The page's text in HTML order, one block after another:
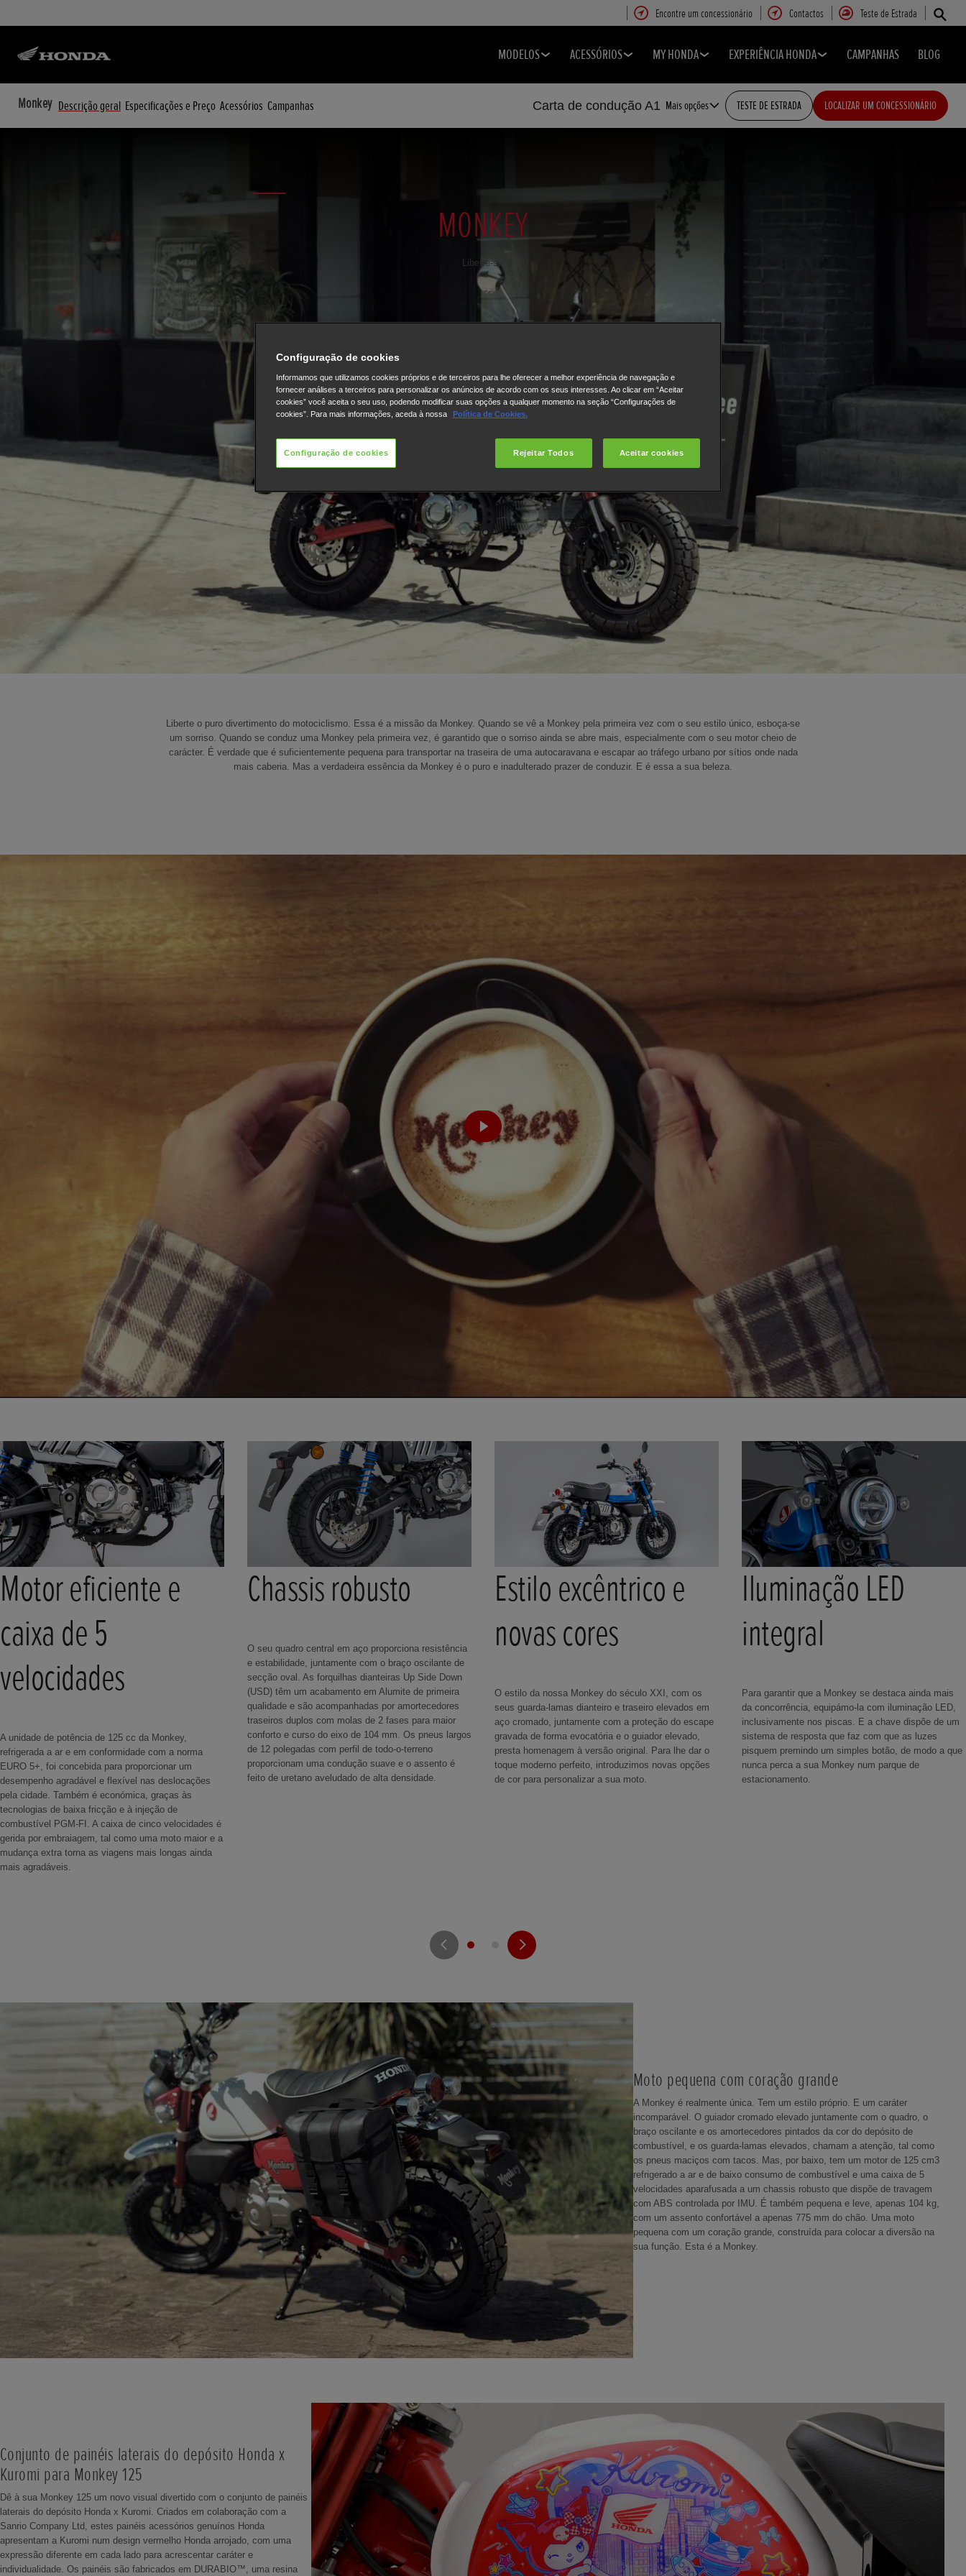
Encontre um concessionário Contactos Teste de Estrada
MODELOS ACESSÓRIOS MY HONDA EXPERIÊNCIA HONDA CAMPANHAS BLOG
Monkey Descrição geral Especificações e Preço Acessórios Campanhas Carta de condução A1 Mais opções TESTE DE ESTRADA LOCALIZAR UM CONCESSIONÁRIO
MONKEY
Liberte-se
Liberte o puro divertimento do motociclismo. Essa é a missão da Monkey. Quando se vê a Monkey pela primeira vez com o seu estilo único, esboça-se
um sorriso. Quando se conduz uma Monkey pela primeira vez, é garantido que o sorriso ainda se abre mais, especialmente com o seu motor cheio de
carácter. É verdade que é suficientemente pequena para transportar na traseira de uma autocaravana e escapar ao tráfego urbano por sítios onde nada
mais caberia. Mas a verdadeira essência da Monkey é o puro e inadulterado prazer de conduzir. E é essa a sua beleza.
Motor eficiente e
caixa de 5
velocidades
A unidade de potência de 125 cc da Monkey,
refrigerada a ar e em conformidade com a norma
EURO 5+, foi concebida para proporcionar um
desempenho agradável e flexível nas deslocações
pela cidade. Também é económica, graças às
tecnologias de baixa fricção e à injeção de
combustível PGM-FI. A caixa de cinco velocidades é
gerida por embraiagem, tal como uma moto maior e a
mudança extra torna as viagens mais longas ainda
mais agradáveis.
Chassis robusto
O seu quadro central em aço proporciona resistência
e estabilidade, juntamente com o braço oscilante de
secção oval. As forquilhas dianteiras Up Side Down
(USD) têm um acabamento em Alumite de primeira
qualidade e são acompanhadas por amortecedores
traseiros duplos com molas de 2 fases para maior
conforto e curso do eixo de 104 mm. Os pneus largos
de 12 polegadas com perfil de todo-o-terreno
proporcionam uma condução suave e o assento é
feito de uretano aveludado de alta densidade.
Estilo excêntrico e
novas cores
O estilo da nossa Monkey do século XXI, com os
seus guarda-lamas dianteiro e traseiro elevados em
aço cromado, juntamente com a proteção do escape
gravada de forma evocatória e o guiador elevado,
presta homenagem à versão original. Para lhe dar o
toque moderno perfeito, introduzimos novas opções
de cor para personalizar a sua moto.
Iluminação LED
integral
Para garantir que a Monkey se destaca ainda mais
da concorrência, equipámo-la com iluminação LED,
inclusivamente nos piscas. E a chave dispõe de um
sistema de resposta que faz com que as luzes
pisquem premindo um simples botão, de modo a que
nunca perca a sua Monkey num parque de
estacionamento.
Moto pequena com coração grande
A Monkey é realmente única. Tem um estilo próprio. E um caráter
incomparável. O guiador cromado elevado juntamente com o quadro, o
braço oscilante e os amortecedores pintados da cor do depósito de
combustível, e os guarda-lamas elevados, chamam a atenção, tal como
os pneus maciços com tacos. Mas, por baixo, tem um motor de 125 cm3
refrigerado a ar e de baixo consumo de combustível e uma caixa de 5
velocidades aparafusada a um chassis robusto que dispõe de travagem
com ABS controlada por IMU. É também pequena e leve, apenas 104 kg,
com um assento confortável a apenas 775 mm do chão. Uma moto
pequena com um coração grande, construída para colocar a diversão na
sua função. Esta é a Monkey.
Conjunto de painéis laterais do depósito Honda x
Kuromi para Monkey 125
Dê à sua Monkey 125 um novo visual divertido com o conjunto de painéis
laterais do depósito Honda x Kuromi. Criados em colaboração com a
Sanrio Company Ltd, estes painéis acessórios genuínos Honda
apresentam a Kuromi num design vermelho Honda arrojado, com uma
expressão diferente em cada lado para acrescentar caráter e
individualidade. Os painéis são fabricados em DURABIO™, uma resina
Configuração de cookies
Informamos que utilizamos cookies próprios e de terceiros para lhe oferecer a melhor experiência de navegação e
fornecer análises a terceiros para personalizar os anúncios de acordo com os seus interesses. Ao clicar em “Aceitar
cookies” você aceita o seu uso, podendo modificar suas opções a qualquer momento na seção “Configurações de
cookies”. Para mais informações, aceda à nossa
Política de Cookies.
Rejeitar Todos Aceitar cookies
Configuração de cookies